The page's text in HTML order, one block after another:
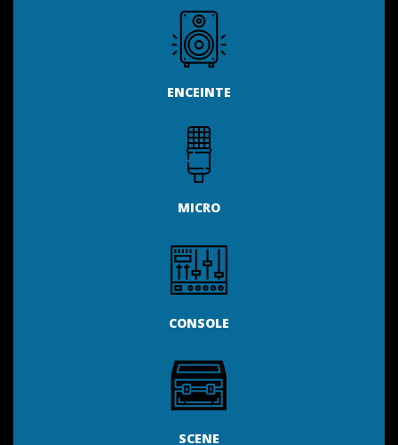
ENCEINTE
MICRO
CONSOLE
SCENE